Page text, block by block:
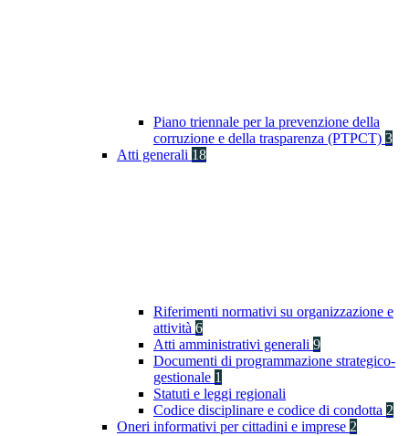
Piano triennale per la prevenzione della
corruzione e della trasparenza (PTPCT) 3
Atti generali 18
Riferimenti normativi su organizzazione e
attività 6
Atti amministrativi generali 9
Documenti di programmazione strategico-
gestionale 1
Statuti e leggi regionali
Codice disciplinare e codice di condotta 2
Oneri informativi per cittadini e imprese 2